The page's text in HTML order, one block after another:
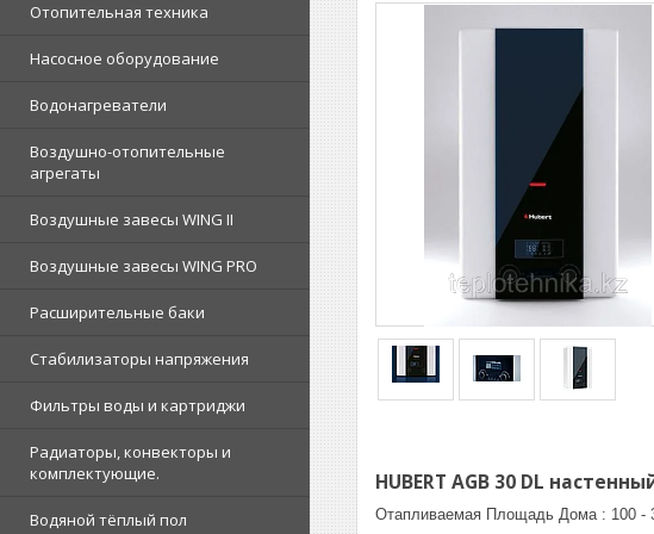
Отопительная техника
Насосное оборудование
Водонагреватели
Воздушно-отопительные
агрегаты
Воздушные завесы WING II
Воздушные завесы WING PRO
Расширительные баки
Стабилизаторы напряжения
Фильтры воды и картриджи
Радиаторы, конвекторы и
комплектующие.
Водяной тёплый пол
HUBERT AGB 30 DL
Отапливаемая Площадь Дома : 100 -